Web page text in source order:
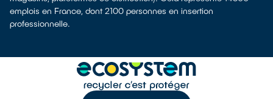
emplois en France, dont 2100 personnes en insertion
professionnelle.